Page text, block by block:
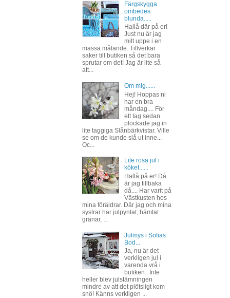
Färgskygga
ombedes
blunda.....
Hallå där på er!
Just nu är jag
mitt uppe i en
massa målande. Tillverkar
saker till butiken så det bara
sprutar om det! Jag är lite så
att...
Om mig......
Hej! Hoppas ni
har en bra
måndag.... För
ett tag sedan
plockade jag in
lite taggiga Slånbärkvistar. Ville
se om de kunde slå ut inne...
Oc...
Lite rosa jul i
köket......
Hallå på er! Då
är jag tillbaka
då.... Har varit på
Västkusten hos
mina föräldrar. Där jag och mina
systrar har julpyntat, hämtat
granar, ...
Julmys i Sofias
Bod...
Ja, nu är det
verkligen jul i
varenda vrå i
butiken.. Inte
heller blev julstämningen
mindre av att det plötsligt kom
snö! Känns verkligen ...